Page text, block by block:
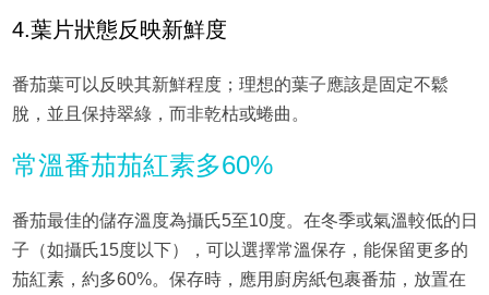
4.葉片狀態反映新鮮度
番茄葉可以反映其新鮮程度；理想的葉子應該是固定不鬆
脫，並且保持翠綠，而非乾枯或蜷曲。
常溫番茄茄紅素多60%
番茄最佳的儲存溫度為攝氏5至10度。在冬季或氣溫較低的日
子（如攝氏15度以下），可以選擇常溫保存，能保留更多的
茄紅素，約多60%。保存時，應用廚房紙包裹番茄，放置在